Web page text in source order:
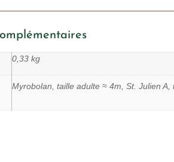
0,33 kg
Myrobolan, taille adulte ≈ 4m, St. Julien